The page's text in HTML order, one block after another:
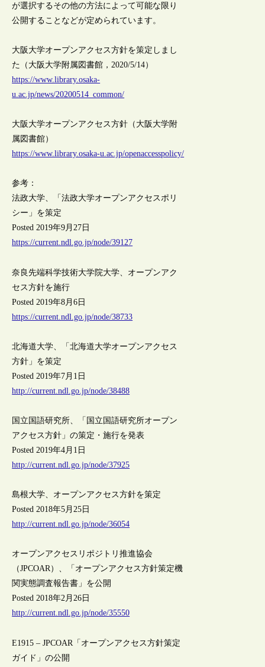
が選択するその他の方法によって可能な限り
公開することなどが定められています。
大阪大学オープンアクセス方針を策定しまし
た（大阪大学附属図書館，2020/5/14）
https://www.library.osaka-
u.ac.jp/news/20200514_common/
大阪大学オープンアクセス方針（大阪大学附
属図書館）
https://www.library.osaka-u.ac.jp/openaccesspolicy/
参考：
法政大学、「法政大学オープンアクセスポリ
シー」を策定
Posted 2019年9月27日
https://current.ndl.go.jp/node/39127
奈良先端科学技術大学院大学、オープンアク
セス方針を施行
Posted 2019年8月6日
https://current.ndl.go.jp/node/38733
北海道大学、「北海道大学オープンアクセス
方針」を策定
Posted 2019年7月1日
http://current.ndl.go.jp/node/38488
国立国語研究所、「国立国語研究所オープン
アクセス方針」の策定・施行を発表
Posted 2019年4月1日
http://current.ndl.go.jp/node/37925
島根大学、オープンアクセス方針を策定
Posted 2018年5月25日
http://current.ndl.go.jp/node/36054
オープンアクセスリポジトリ推進協会
（JPCOAR）、「オープンアクセス方針策定機
関実態調査報告書」を公開
Posted 2018年2月26日
http://current.ndl.go.jp/node/35550
E1915 – JPCOAR「オープンアクセス方針策定
ガイド」の公開